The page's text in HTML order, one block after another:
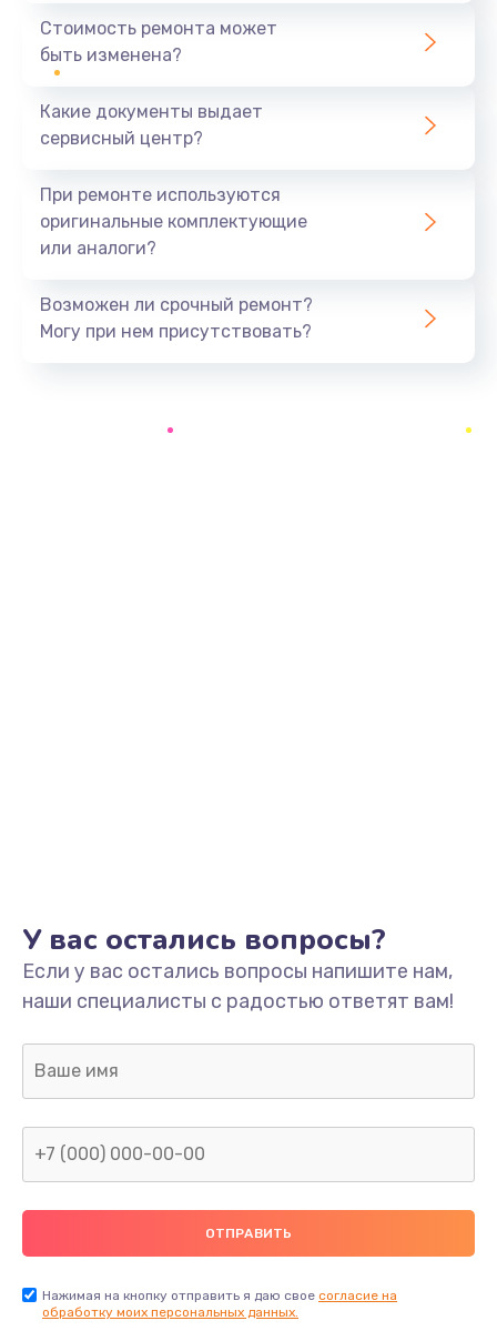
490 руб.
Замена вебкамеры
Ремонт петель крышки
Заказать
Замена USB порта
990 руб.
Заказать
Замена микрофона
690 руб.
Заказать
Стоимость ремонта может
быть изменена?
Какие документы выдает
сервисный центр?
При ремонте используются
оригинальные комплектующие
или аналоги?
Возможен ли срочный ремонт?
Могу при нем присутствовать?
У вас остались вопросы?
Если у вас остались вопросы напишите нам,
наши специалисты с радостью ответят вам!
Нажимая на кнопку отправить я даю свое согласие на
обработку моих персональных данных.